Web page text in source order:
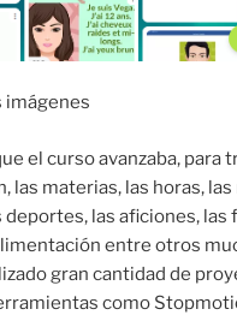
imágenes
el curso avanzaba, para
las materias, las horas,
deportes, las aficiones, las
entre otros
gran cantidad de
como